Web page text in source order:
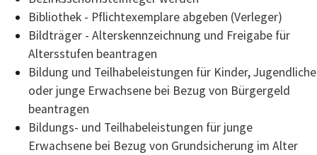
Bibliothek - Pflichtexemplare abgeben (Verleger)
Bildträger - Alterskennzeichnung und Freigabe für
Altersstufen beantragen
Bildung und Teilhabeleistungen für Kinder, Jugendliche
oder junge Erwachsene bei Bezug von Bürgergeld
beantragen
Bildungs- und Teilhabeleistungen für junge
Erwachsene bei Bezug von Grundsicherung im Alter